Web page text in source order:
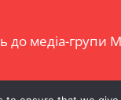
до медіа-групи
використання